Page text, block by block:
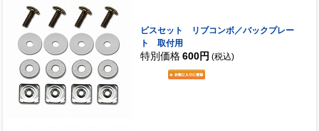
ビスセット リブコンボ／バックプレー
ト 取付用
特別価格 600円 (税込)